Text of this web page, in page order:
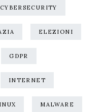
CYBERSECURITY
ELEZIONI
GDPR
INTERNET
MALWARE